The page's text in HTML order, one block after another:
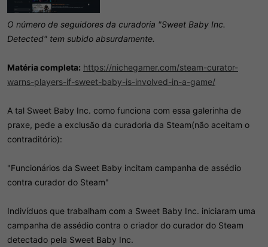
O número de seguidores da curadoria "Sweet Baby Inc.
Detected" tem subido absurdamente.
Matéria completa: https://nichegamer.com/steam-curator-
warns-players-if-sweet-baby-is-involved-in-a-game/
A tal Sweet Baby Inc. como funciona com essa galerinha de
praxe, pede a exclusão da curadoria da Steam(não aceitam o
contraditório):
"Funcionários da Sweet Baby incitam campanha de assédio
contra curador do Steam"
Indivíduos que trabalham com a Sweet Baby Inc. iniciaram uma
campanha de assédio contra o criador do curador do Steam
detectado pela Sweet Baby Inc.